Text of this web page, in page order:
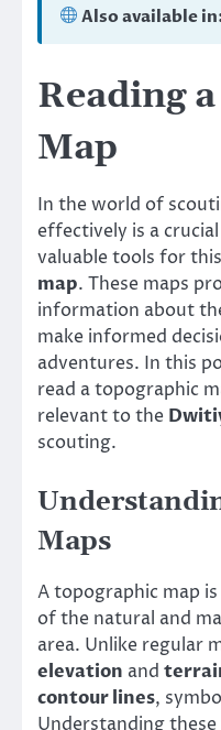
Also available
Reading
Map
In the world of
effectively is a
valuable tools for
map. These maps
information about
make informed
adventures. In this
read a topographic
relevant to the
scouting.
Maps
A topographic map
of the natural and
area. Unlike regular
elevation and
contour lines,
Understanding